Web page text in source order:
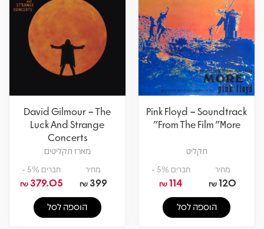
Pink Floyd – Soundtrack
From The Film "More"
תקליט
מחיר
120
₪
חברים 5% -
114
₪
הוספה לסל
David Gilmour – The
Luck And Strange
Concerts
מארז תקליטים
מחיר
399
₪
חברים 5% -
379.05
₪
הוספה לסל